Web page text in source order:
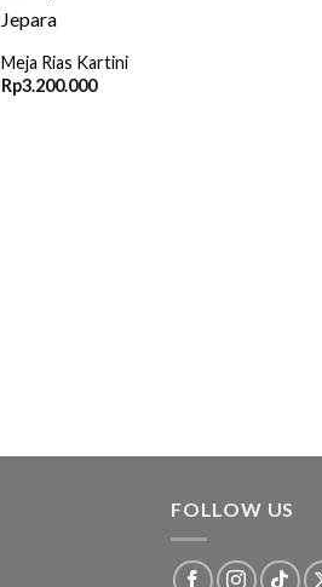
Meja Rias Kartini
Rp3.200.000
FOLLOW US